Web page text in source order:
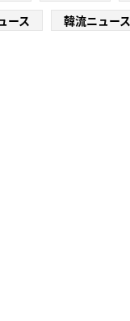
ース 韓流ニュース